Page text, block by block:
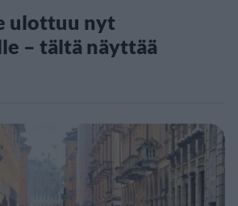
ulottuu nyt
– tältä näyttää